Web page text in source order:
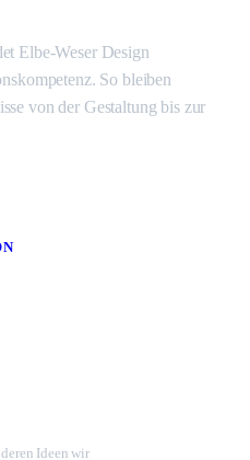
Elbe-Weser Design
So bleiben
von der Gestaltung bis zur
Ideen wir